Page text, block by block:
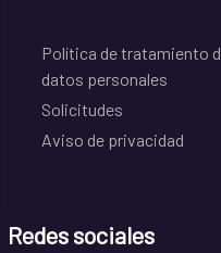
Política de tratamiento
datos personales
Solicitudes
Aviso de privacidad
Redes sociales